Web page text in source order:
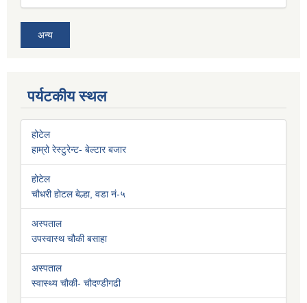
अन्य
पर्यटकीय स्थल
होटेल
हाम्रो रेस्टुरेन्ट- बेल्टार बजार
होटेल
चौधरी होटल बेल्हा, वडा नं-५
अस्पताल
उपस्वास्थ चौकी बसाहा
अस्पताल
स्वास्थ्य चौकी- चौदण्डीगढी